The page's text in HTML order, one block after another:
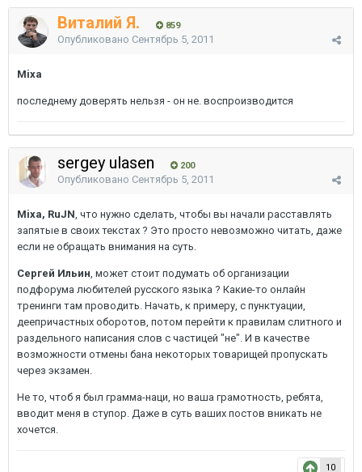
Виталий Я. 859
Опубликовано Сентябрь 5, 2011
Mixa
последнему доверять нельзя - он не. воспроизводится
sergey ulasen 200
Опубликовано Сентябрь 5, 2011
Mixa, RuJN, что нужно сделать, чтобы вы начали расставлять
запятые в своих текстах ? Это просто невозможно читать, даже
если не обращать внимания на суть.
Сергей Ильин, может стоит подумать об организации
подфорума любителей русского языка ? Какие-то онлайн
тренинги там проводить. Начать, к примеру, с пунктуации,
деепричастных оборотов, потом перейти к правилам слитного и
раздельного написания слов с частицей "не". И в качестве
возможности отмены бана некоторых товарищей пропускать
через экзамен.
Не то, чтоб я был грамма-наци, но ваша грамотность, ребята,
вводит меня в ступор. Даже в суть ваших постов вникать не
хочется.
10